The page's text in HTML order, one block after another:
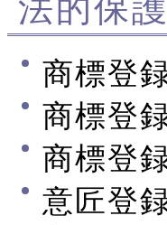
法的保
商標登
商標登
商標登
意匠登